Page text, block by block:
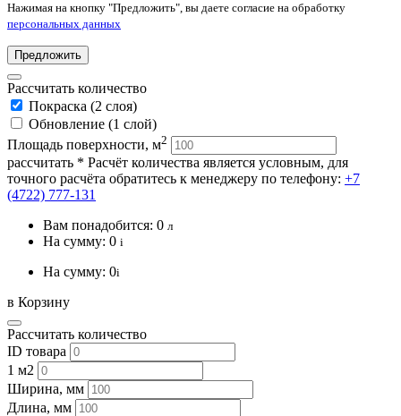
Нажимая на кнопку "Предложить", вы даете согласие на обработку
персональных данных
Предложить
Рассчитать количество
Покраска (2 слоя)
Обновление (1 слой)
Площадь поверхности, м2
рассчитать * Расчёт количества является условным, для
точного расчёта обратитесь к менеджеру по телефону: +7
(4722) 777-131
Вам понадобится: 0 л
На сумму: 0 i
На сумму: 0i
в Корзину
Рассчитать количество
ID товара
1 м2
Ширина, мм
Длина, мм